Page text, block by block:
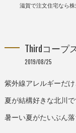
Thirdコープ
2019/08/25
紫外線アレルギーだ
夏が結構好きな北川で
暑ーい夏がたいぶん